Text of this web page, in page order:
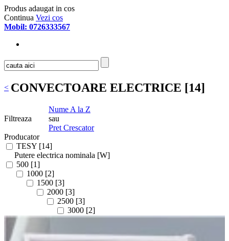
Produs adaugat in cos
Continua Vezi cos
Mobil: 0726333567
< CONVECTOARE ELECTRICE [14]
Filtreaza
Nume A la Z
sau
Pret Crescator
Producator
TESY [14]
Putere electrica nominala [W]
500 [1]
1000 [2]
1500 [3]
2000 [3]
2500 [3]
3000 [2]